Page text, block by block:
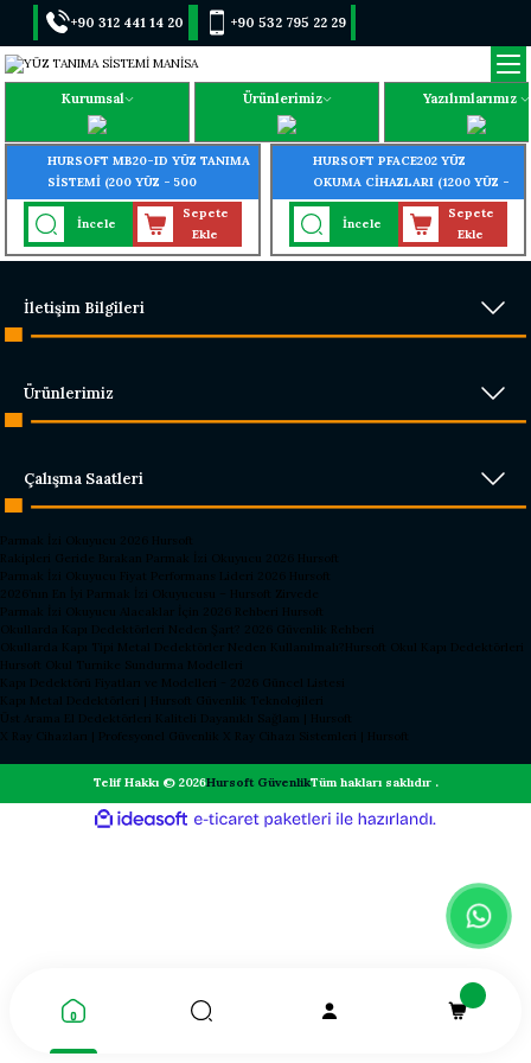
+90 312 441 14 20 +90 532 795 22 29
Kurumsal Ürünlerimiz Yazılımlarımız
HURSOFT MB20-ID YÜZ TANIMA
SİSTEMİ (200 YÜZ - 500
PARMAK - 1000 KART TANIMA
ÖZELLİĞİ)
İncele
Sepete
Ekle
HURSOFT PFACE202 YÜZ
OKUMA CİHAZLARI (1200 YÜZ -
600 AVUÇ İÇİ - 3000 PARMAK
OKUMA ÖZELLİĞİ)
İncele
Sepete
Ekle
İletişim Bilgileri
Ürünlerimiz
Çalışma Saatleri
Parmak İzi Okuyucu 2026 Hursoft
Rakipleri Geride Bırakan Parmak İzi Okuyucu 2026 Hursoft
Parmak İzi Okuyucu Fiyat Performans Lideri 2026 Hursoft
2026’nın En İyi Parmak İzi Okuyucusu – Hursoft Zirvede
Parmak İzi Okuyucu Alacaklar İçin 2026 Rehberi Hursoft
Okullarda Kapı Dedektörleri Neden Şart? 2026 Güvenlik Rehberi
Okullarda Kapı Tipi Metal Dedektörler Neden Kullanılmalı?Hursoft Okul Kapı Dedektörleri
Hursoft Okul Turnike Sundurma Modelleri
Kapı Dedektörü Fiyatları ve Modelleri - 2026 Güncel Listesi
Kapı Metal Dedektörleri | Hursoft Güvenlik Teknolojileri
Üst Arama El Dedektörleri Kaliteli Dayanıklı Sağlam | Hursoft
X Ray Cihazları | Profesyonel Güvenlik X Ray Cihazı Sistemleri | Hursoft
Telif Hakkı © 2026Hursoft GüvenlikTüm hakları saklıdır .
ideasoft
e-